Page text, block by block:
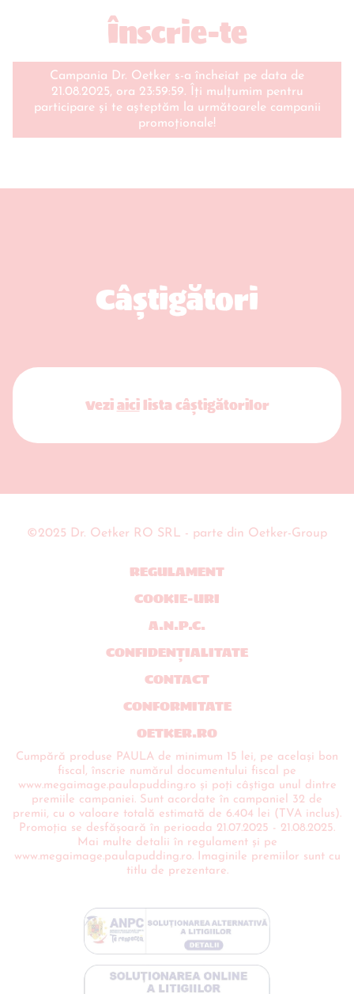
Înscrie-te
Campania Dr. Oetker s-a încheiat pe data de
21.08.2025, ora 23:59:59. Îți mulțumim pentru
participare și te așteptăm la următoarele campanii
promoționale!
Câștigători
Veziaicilista câștigătorilor
©2025 Dr. Oetker RO SRL - parte din Oetker-Group
REGULAMENT
COOKIE-URI
A.N.P.C.
CONFIDENŢIALITATE
CONTACT
CONFORMITATE
OETKER.RO
Cumpără produse PAULA de minimum 15 lei, pe același bon
fiscal, înscrie numărul documentului fiscal pe
www.megaimage.paulapudding.ro și poți câștiga unul dintre
premiile campaniei. Sunt acordate în campaniel 32 de
premii, cu o valoare totală estimată de 6.404 lei (TVA inclus).
Promoția se desfășoară în perioada 21.07.2025 - 21.08.2025.
Mai multe detalii în regulament și pe
www.megaimage.paulapudding.ro. Imaginile premiilor sunt cu
titlu de prezentare.